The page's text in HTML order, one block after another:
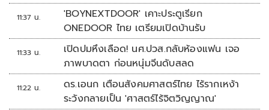
11:37 น.
'BOYNEXTDOOR' เคาะประตูเรียก
ONEDOOR ไทย เตรียมเปิดบ้านรับ
11:33 น.
เปิดปมหึงเลือด! นศ.ปวส.กลับห้องแฟน เจอ
ภาพบาดตา ก่อนหนุ่มจีนดับสลด
11:22 น.
ดร.เอนก เตือนสังคมศาสตร์ไทย ไร้รากเหง้า
ระวังกลายเป็น 'ศาสตร์ไร้จิตวิญญาณ'